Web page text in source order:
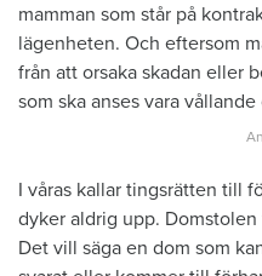
mamman som står på
lägenheten. Och eftersom
från att orsaka skadan eller
som ska anses vara
I våras kallar tingsrätten till
dyker aldrig upp.
Det vill säga en dom som